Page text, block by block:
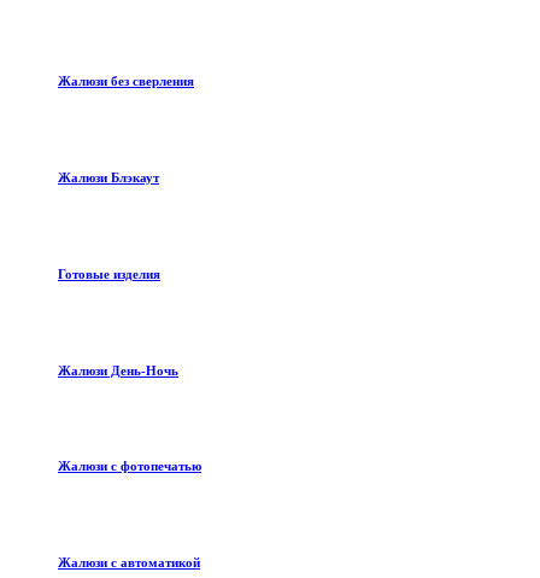
Жалюзи без сверления
Жалюзи Блэкаут
Готовые изделия
Жалюзи День-Ночь
Жалюзи с фотопечатью
Жалюзи с автоматикой